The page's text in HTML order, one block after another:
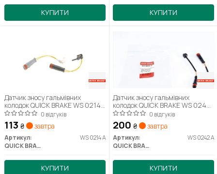
КУПИТИ КУПИТИ
Датчик зносу гальмівних
колодок QUICK BRAKE WS 0214
A
0 відгуків
113 ₴ завтра
Артикул:
WS 0214 A
QUICK BRAKE
КУПИТИ
Датчик зносу гальмівних
колодок QUICK BRAKE WS 0242
A
0 відгуків
200 ₴ завтра
Артикул:
WS 0242 A
QUICK BRAKE
КУПИТИ